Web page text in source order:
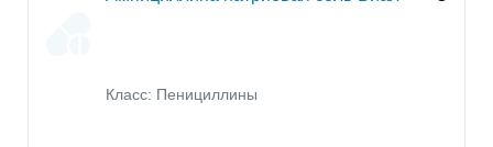
Класс: Пенициллины